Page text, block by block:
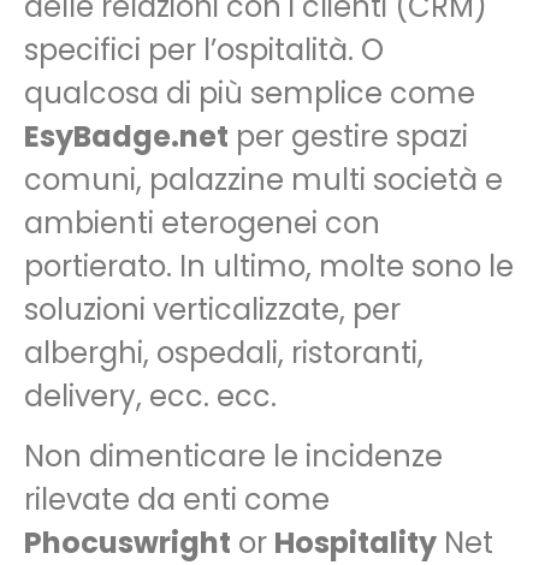
specifici per l’ospitalità. O
qualcosa di più semplice come
EsyBadge.net per gestire spazi
comuni, palazzine multi società e
ambienti eterogenei con
portierato. In ultimo, molte sono le
soluzioni verticalizzate, per
alberghi, ospedali, ristoranti,
delivery, ecc. ecc.
Non dimenticare le incidenze
rilevate da enti come
Phocuswright or Hospitality Net